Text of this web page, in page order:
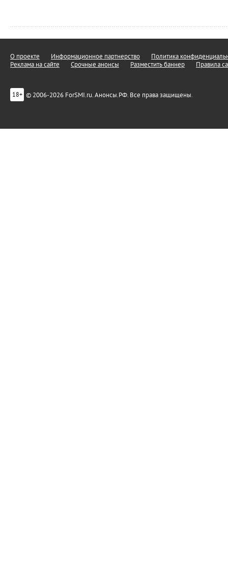
О проекте Информационное партнерство
Политика
Реклама на сайте
Срочные анонсы Разместить баннер Правила
18+ © 2006-2026 ForSMI.ru. Анонсы.РФ. Все права защищены.